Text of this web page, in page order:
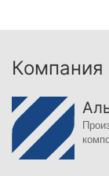
Компания